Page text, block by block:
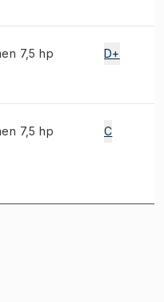
7,5 hp D+
7,5 hp C